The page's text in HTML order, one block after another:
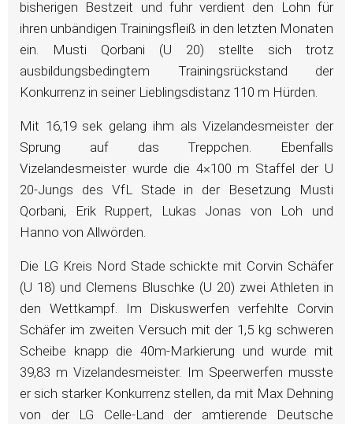
bisherigen Bestzeit und fuhr verdient den Lohn für
ihren unbändigen Trainingsfleiß in den letzten Monaten
ein. Musti Qorbani (U 20) stellte sich trotz
ausbildungsbedingtem Trainingsrückstand der
Konkurrenz in seiner Lieblingsdistanz 110 m Hürden.
Mit 16,19 sek gelang ihm als Vizelandesmeister der
Sprung auf das Treppchen. Ebenfalls
Vizelandesmeister wurde die 4×100 m Staffel der U
20-Jungs des VfL Stade in der Besetzung Musti
Qorbani, Erik Ruppert, Lukas Jonas von Loh und
Hanno von Allwörden.
Die LG Kreis Nord Stade schickte mit Corvin Schäfer
(U 18) und Clemens Bluschke (U 20) zwei Athleten in
den Wettkampf. Im Diskuswerfen verfehlte Corvin
Schäfer im zweiten Versuch mit der 1,5 kg schweren
Scheibe knapp die 40m-Markierung und wurde mit
39,83 m Vizelandesmeister. Im Speerwerfen musste
er sich starker Konkurrenz stellen, da mit Max Dehning
von der LG Celle-Land der amtierende Deutsche